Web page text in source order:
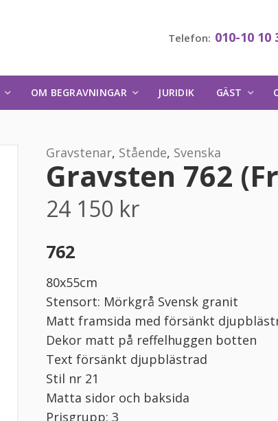
Telefon: 010-10 10
OM BEGRAVNINGAR JURIDIK GÄST
Gravstenar, Stående, Svenska
Gravsten 762
24 150 kr
762
80x55cm
Stensort: Mörkgrå Svensk granit
Matt framsida med försänkt
Dekor matt på reffelhuggen botten
Text försänkt djupblästrad
Stil nr 21
Matta sidor och baksida
Prisgrupp: 3